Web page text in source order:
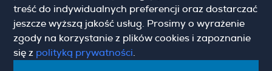
Uwaga o tłumaczeniach
O Hamilton May
treść do indywidualnych preferencji oraz dostarczać
jeszcze wyższą jakość usług. Prosimy o wyrażenie
zgody na korzystanie z plików cookies i zapoznanie
się z polityką prywatności